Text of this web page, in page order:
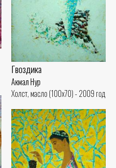
Гвоздика
Акмал Нур
Холст, масло (100x70) - 2009 год